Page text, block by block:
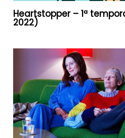
Heartstopper – 1ª
2022)